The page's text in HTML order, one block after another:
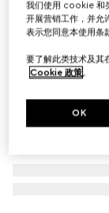
€ 420
相关款式米色和深棕
我们使用 cookie 和
开展营销工作，并允
表示您同意本使用条
要了解此类技术及其
Cookie 政策。
OK